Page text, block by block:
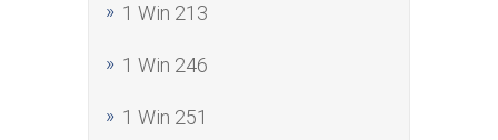
1 Win 213
1 Win 246
1 Win 251